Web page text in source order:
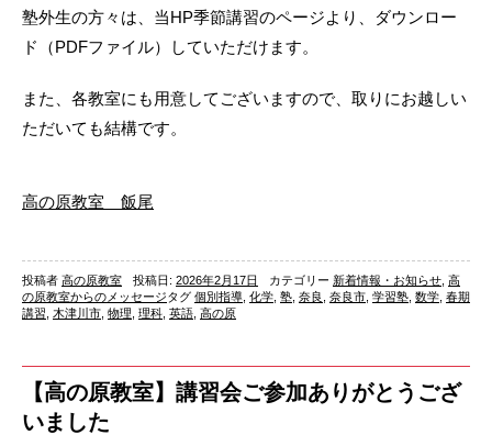
塾外生の方々は、当HP季節講習のページより、ダウンロー
ド（PDFファイル）していただけます。
また、各教室にも用意してございますので、取りにお越しい
ただいても結構です。
高の原教室 飯尾
投稿者 高の原教室 投稿日: 2026年2月17日 カテゴリー 新着情報・お知らせ 高
の原教室からのメッセージタグ 個別指導 化学 塾 奈良 奈良市 学習塾 数学 春期
講習 木津川市 物理 理科 英語 高の原
【高の原教室】講習会ご参加ありがとうござ
いました